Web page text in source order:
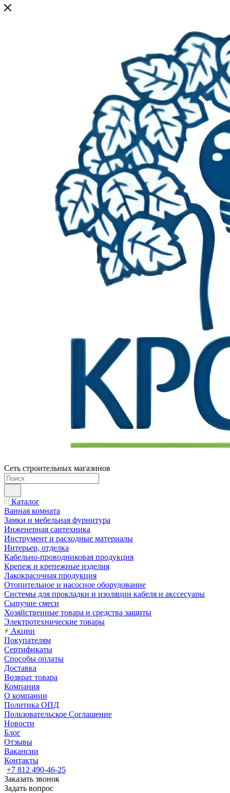
Сеть строительных магазинов
Каталог
Ванная комната
Замки и мебельная фурнитура
Инженерная сантехника
Инструмент и расходные материалы
Интерьер, отделка
Кабельно-проводниковая продукция
Крепеж и крепежные изделия
Лакокрасочная продукция
Отопительное и насосное оборудование
Системы для прокладки и изоляции кабеля и акссесуары
Сыпучие смеси
Хозяйственные товара и средства защиты
Электротехнические товары
Акции
Покупателям
Сертификаты
Способы оплаты
Доставка
Возврат товара
Компания
О компании
Политика ОПД
Пользовательское Соглашение
Новости
Блог
Отзывы
Вакансии
Контакты
+7 812 490-46-25
Заказать звонок
Задать вопрос